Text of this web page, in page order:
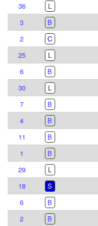
36 L
3
B
2
C
25
L
6
B
30
L
7
B
4
B
11
B
1
B
29
L
18
S
6
B
2
B